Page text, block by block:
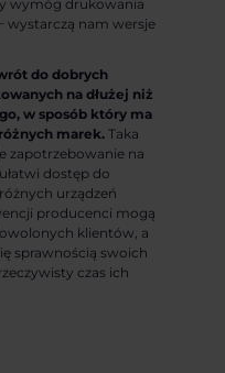
wymóg drukowania
nam wersje
do dobrych
na dłużej niż
w sposób który ma
marek. Taka
zapotrzebowanie na
dostęp do
urządzeń
producenci mogą
klientów, a
sprawnością swoich
czas ich